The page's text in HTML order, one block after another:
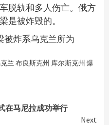
脱轨和多人伤亡。俄方
是被炸毁的。
被炸系乌克兰所为
兰 布良斯克州 库尔斯克州 爆
在马尼拉成功举行
Next